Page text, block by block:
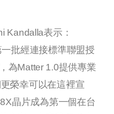
Kandalla表示：
一批經連接標準聯盟授
為Matter 1.0提供專業
榮幸可以在這裡宣
晶片成為第一個在台